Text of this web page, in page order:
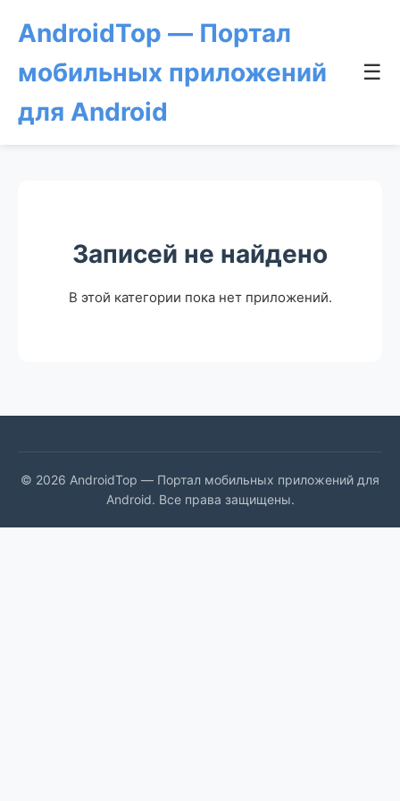
AndroidTop — Портал
мобильных приложений
для Android
☰
Записей не найдено
В этой категории пока нет приложений.
© 2026 AndroidTop — Портал мобильных приложений для
Android. Все права защищены.